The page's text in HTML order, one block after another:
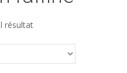
résultat